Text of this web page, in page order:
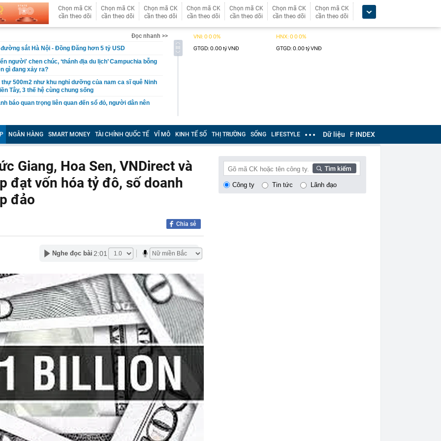
Chọn mã CK
cần theo dõi
Chọn mã CK
cần theo dõi
Chọn mã CK
cần theo dõi
Chọn mã CK
cần theo dõi
Chọn mã CK
cần theo dõi
Chọn mã CK
cần theo dõi
Chọn mã CK
cần theo dõi
Đọc nhanh >>
sắt Hà Nội - Đồng Đăng hơn 5 tỷ USD
người' chen chúc, ‘thánh địa du lịch’ Campuchia bỗng
gì đang xảy ra?
thự 500m2 như khu nghỉ dưỡng của nam ca sĩ quê Ninh
Tây, 3 thế hệ cùng chung sống
báo quan trọng liên quan đến sổ đỏ, người dân nên
viện Ngân hàng 2026 cao nhất 26,61
nửa tiếng, hãy kiên trì cùng con làm 3 việc này, 10
biệt giữa con và bạn bè đồng trang lứa sẽ thấy rõ
gáy': Bảo Tín Mạnh Hải, Mi Hồng làm ăn ra sao?
7 lần: Samsung và Google chính thức lộ diện kính AI
của Meta
giam nguyên Trưởng Ban quản lý chung cư Ngô Anh
Vâu
đầu tiên có ngành đạt điểm chuẩn tuyệt đối 30/30 năm
nối cao tốc TP.HCM - Long Thành sau gần 8 tháng thi
hơn nửa thu nhập, tôi mới hiểu “càng ít tiêu càng tốt” là
hiểm
muốn tăng sở hữu tại Digiworld
vẫn ra đồng, tiết lộ những thói quen duy trì suốt nhiều
việc làm tăng vọt, lộ diện 'ngành hot'
Á duy trì ở mức cao
mỹ nhân Việt từ chối đóng phim Hollywood: Cô gái vàng
nghe tên đã thấy tự hào
NGÂN HÀNG SMART MONEY TÀI CHÍNH QUỐC TẾ VĨ MÔ KINH TẾ SỐ THỊ TRƯỜNG SỐNG LIFESTYLE Dữ liệu F INDEX
Giang, Hoa Sen, VNDirect và
đạt vốn hóa tỷ đô, số doanh
đảo
Chia sẻ
Nghe đọc bài 2:01
Công ty Tin tức Lãnh đạo